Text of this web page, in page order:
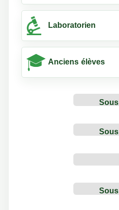
Laboratorien
Anciens élèves
Sous
Sous
Sous